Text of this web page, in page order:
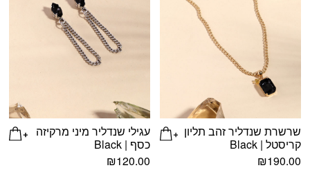
שרשרת שנדליר זהב תליון
קריסטל | Black
₪190.00
עגילי שנדליר מיני מרקיזה
כסף | Black
₪120.00